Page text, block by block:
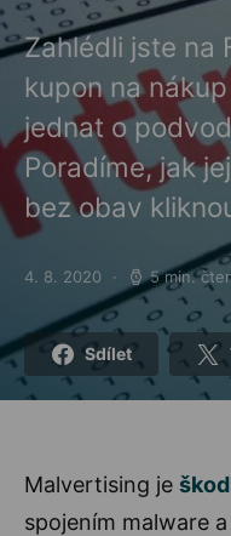
Zahlédli jste na
kupon na
jednat o
Poradíme, jak
bez obav
Posted on
4. 8. 2020 5 min.
Sdílet
Malvertising je
spojením malware